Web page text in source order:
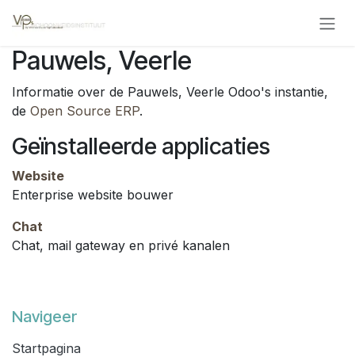
Pauwels, Veerle
Informatie over de Pauwels, Veerle Odoo's instantie,
de Open Source ERP.
Geïnstalleerde applicaties
Website
Enterprise website bouwer
Chat
Chat, mail gateway en privé kanalen
Navigeer
Startpagina